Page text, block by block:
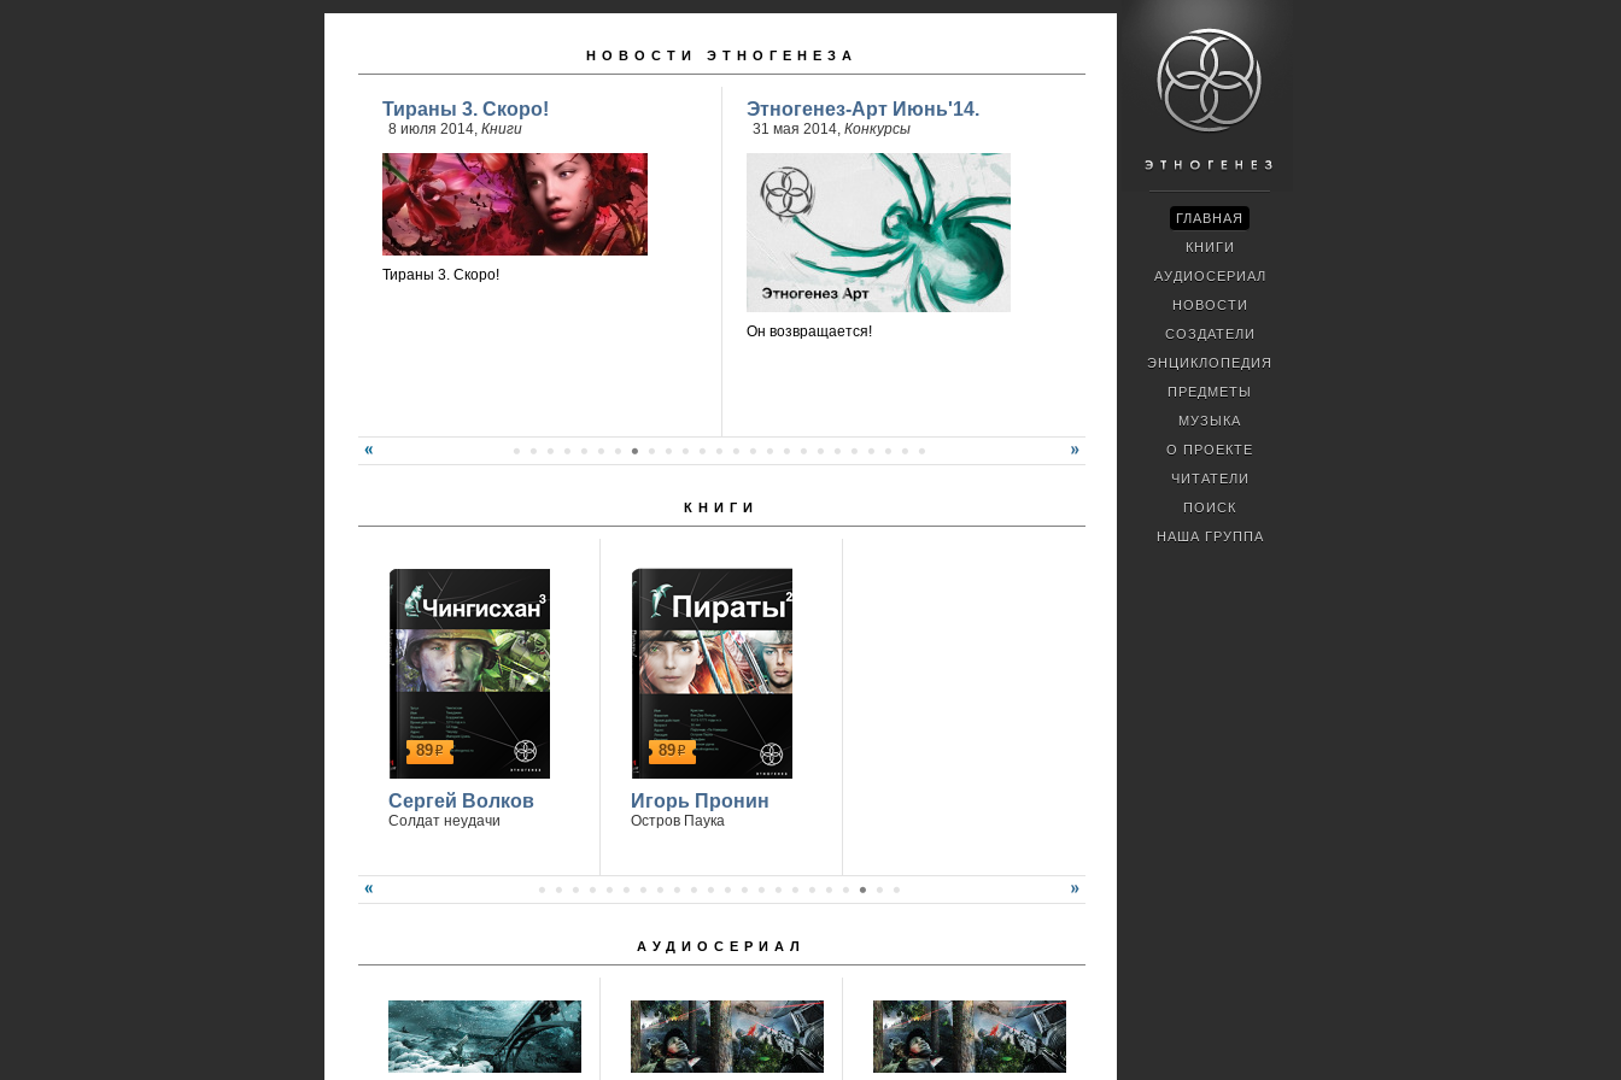
НОВОСТИ ЭТНОГЕНЕЗА
Тираны 3. Скоро!
8 июля 2014, Книги
Тираны 3. Скоро!
Этногенез-Арт Июнь'14.
31 мая 2014, Конкурсы
Он возвращается!
КНИГИ
89р
Сергей Волков
Солдат неудачи
89р
Игорь Пронин
Остров Паука
АУДИОСЕРИАЛ
ГЛАВНАЯ
КНИГИ
АУДИОСЕРИАЛ
НОВОСТИ
СОЗДАТЕЛИ
ЭНЦИКЛОПЕДИЯ
ПРЕДМЕТЫ
МУЗЫКА
О ПРОЕКТЕ
ЧИТАТЕЛИ
ПОИСК
НАША ГРУППА